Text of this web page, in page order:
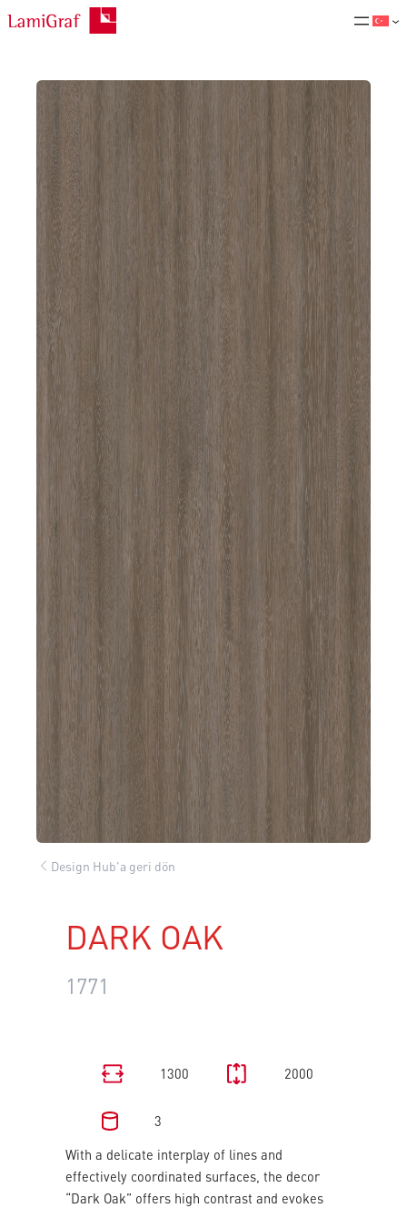
İçeriğe
Design Hub'a geri dön
DARK OAK
1771
1300 2000
3
With a delicate interplay of lines and
effectively coordinated surfaces, the decor
“Dark Oak” offers high contrast and evokes